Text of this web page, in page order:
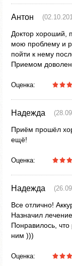
Антон
Доктор хороший,
мою проблему и
пойти к нему
Приемом доволен.
Оценка:
Надежда
Приём прошёл
ещё!
Оценка:
Надежда
Все отлично!
Назначил
Понравилось, что
ним )))
Оценка: